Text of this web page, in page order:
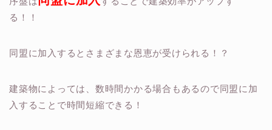
る！！
同盟に加入するとさまざまな恩恵が受けられる！？
建築物によっては、数時間かかる場合もあるので同盟に加
入することで時間短縮できる！